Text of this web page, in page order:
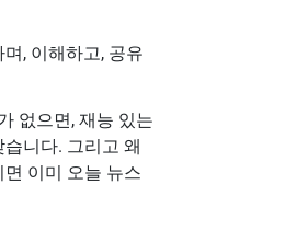
, 이해하고, 공유
없으면, 재능 있는
니다. 그리고 왜
이미 오늘 뉴스